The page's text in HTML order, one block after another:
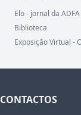
Elo - jornal da ADFA
Biblioteca
Exposição Virtual -
CONTACTOS